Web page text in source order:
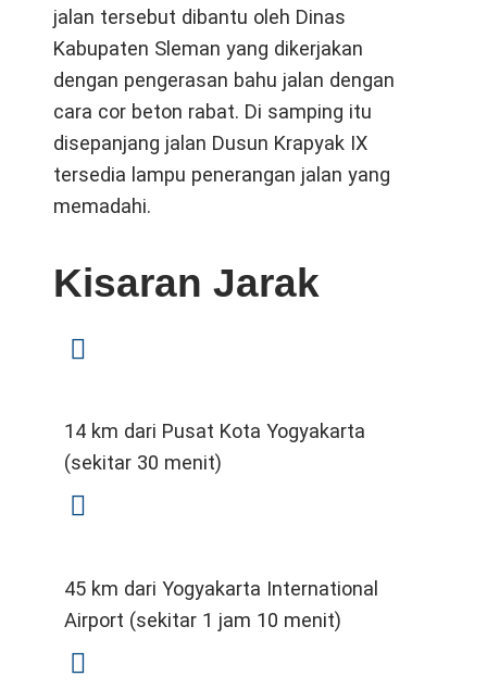
jalan tersebut dibantu oleh Dinas
Kabupaten Sleman yang dikerjakan
dengan pengerasan bahu jalan dengan
cara cor beton rabat. Di samping itu
disepanjang jalan Dusun Krapyak IX
tersedia lampu penerangan jalan yang
memadahi.
Kisaran Jarak
14 km dari Pusat Kota Yogyakarta
(sekitar 30 menit)
45 km dari Yogyakarta International
Airport (sekitar 1 jam 10 menit)